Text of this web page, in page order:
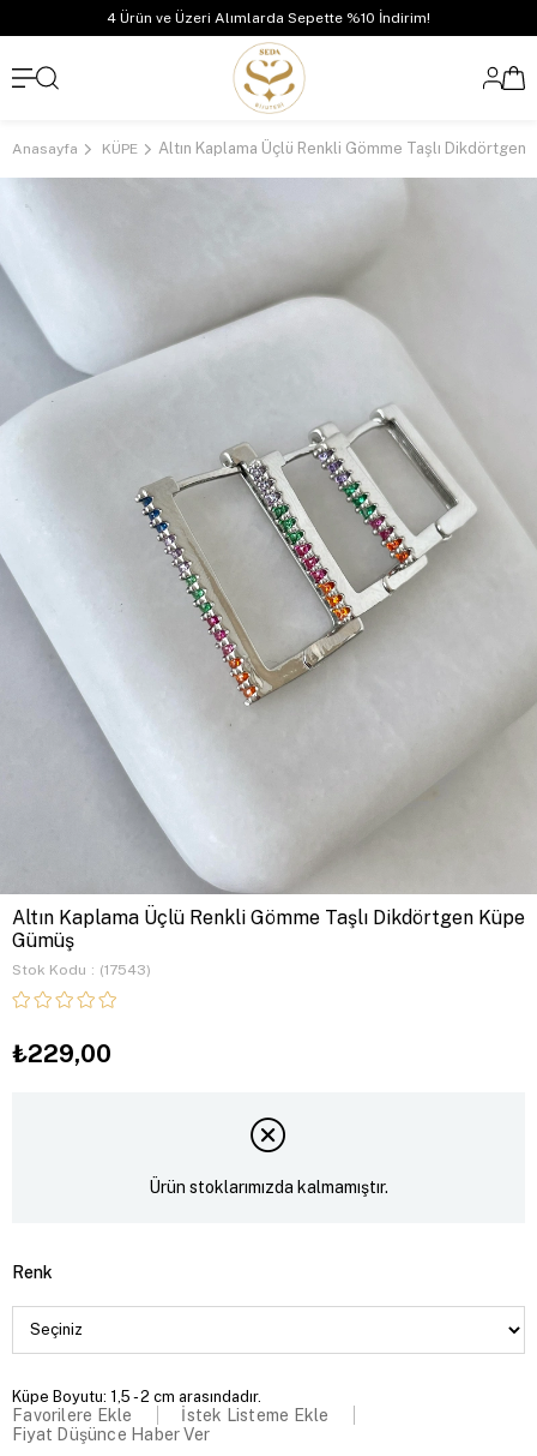
4 Ürün ve Üzeri Alımlarda Sepette %10 İndirim!
Anasayfa KÜPE
Altın Kaplama Üçlü Renkli Gömme Taşlı Dikdörtgen Küpe
Gümüş
Stok Kodu (17543)
₺229,00
Ürün stoklarımızda kalmamıştır.
Renk
Küpe Boyutu: 1,5 - 2 cm arasındadır.
Favorilere Ekle
İstek Listeme Ekle
Fiyat Düşünce Haber Ver